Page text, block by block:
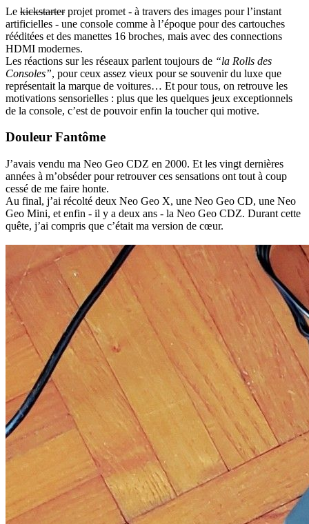
Le kickstarterprojet promet - à travers des images pour l’instant
artificielles - une console comme à l’époque pour des cartouches
rééditées et des manettes 16 broches, mais avec des connections
HDMI modernes.
Les réactions sur les réseaux parlent toujours de “la Rolls des
Consoles”, pour ceux assez vieux pour se souvenir du luxe que
représentait la marque de voitures… Et pour tous, on retrouve les
motivations sensorielles : plus que les quelques jeux exceptionnels
de la console, c’est de pouvoir enfin la toucher qui motive.
Douleur Fantôme
J’avais vendu ma Neo Geo CDZ en 2000. Et les vingt dernières
années à m’obséder pour retrouver ces sensations ont tout à coup
cessé de me faire honte.
Au final, j’ai récolté deux Neo Geo X, une Neo Geo CD, une Neo
Geo Mini, et enfin - il y a deux ans - la Neo Geo CDZ. Durant cette
quête, j’ai compris que c’était ma version de cœur.